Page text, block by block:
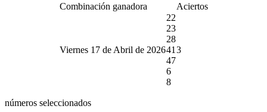
Combinación ganadora Aciertos
Viernes 17 de Abril de 2026
22
23
28
41
47
6
8
3
números seleccionados